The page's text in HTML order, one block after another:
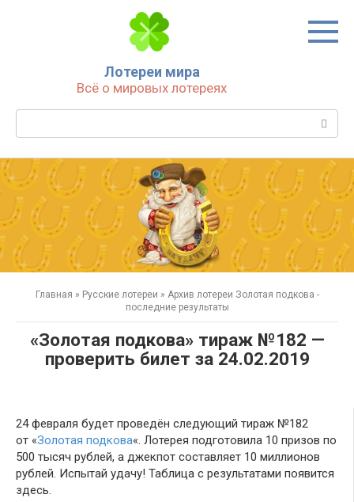
Лотереи мира
Всё о мировых лотереях
Поиск:
Главная » Русские лотереи » Архив лотереи Золотая подкова -
последние результаты
«Золотая подкова» тираж №182 —
проверить билет за 24.02.2019
24 февраля будет проведён следующий тираж №182
от «Золотая подкова«. Лотерея подготовила 10 призов по
500 тысяч рублей, а джекпот составляет 10 миллионов
рублей. Испытай удачу! Таблица с результатами появится
здесь.